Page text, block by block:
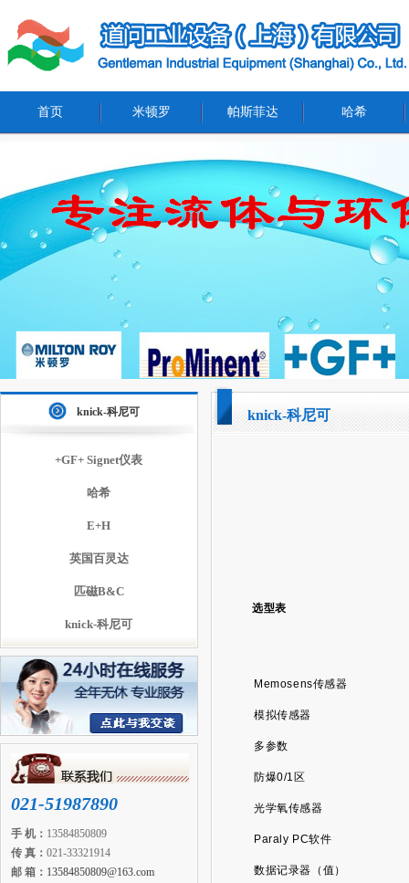
首页 米顿罗 帕斯菲达 哈希
knick-科尼可
+GF+ Signet仪表
哈希
E+H
英国百灵达
匹磁B&C
knick-科尼可
021-51987890
手 机： 13584850809
传 真： 021-33321914
邮 箱： 13584850809@163.com
knick-科尼可
选型表
Memosens传感器
模拟传感器
多参数
防爆0/1区
光学氧传感器
Paraly PC软件
数据记录器（值）